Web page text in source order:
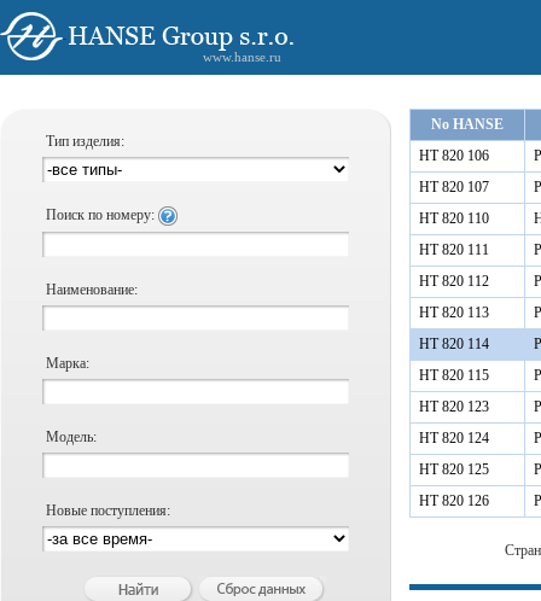
www.hanse.ru
Тип изделия:
Поиск по номеру:
Наименование:
Марка:
Модель:
Новые поступления:
No HANSE
HT 820 106
HT 820 107
HT 820 110
HT 820 111
HT 820 112
HT 820 113
HT 820 114
HT 820 115
HT 820 123
HT 820 124
HT 820 125
HT 820 126